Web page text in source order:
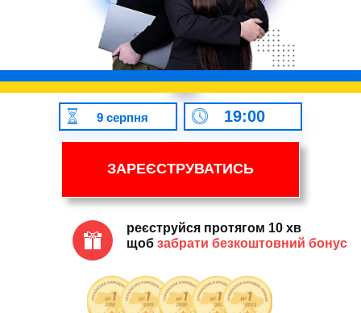
ЗАРЕЄСТРУВАТИСЬ
реєструйся протягом 10 хв
щоб забрати безкоштовний бонус
19:00
9 серпня